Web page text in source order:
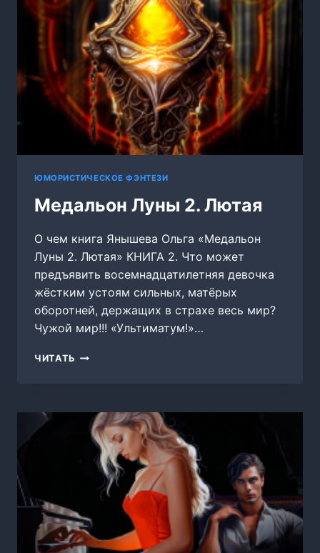
ЮМОРИСТИЧЕСКОЕ ФЭНТЕЗИ
Медальон Луны 2. Лютая
О чем книга Янышева Ольга «Медальон
Луны 2. Лютая» КНИГА 2. Что может
предъявить восемнадцатилетняя девочка
жёстким устоям сильных, матёрых
оборотней, держащих в страхе весь мир?
Чужой мир!!! «Ультиматум!»…
ЧИТАТЬ МЕДАЛЬОН